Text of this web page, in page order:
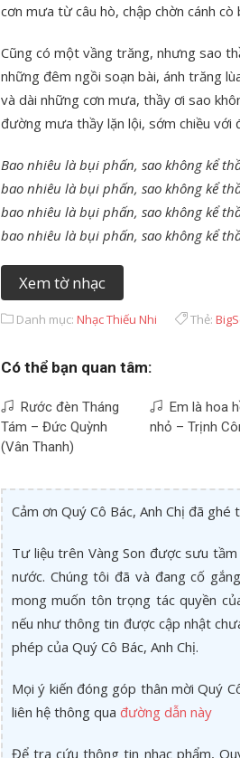
cơn mưa từ câu hò, chập chờn cánh cò
Cũng có một vầng trăng, nhưng sao
những đêm ngồi soạn bài, ánh trăng
và dài những cơn mưa, thầy ơi sao
đường mưa thầy lặn lội, sớm chiều với
Bao nhiêu là bụi phấn, sao không kể
bao nhiêu là bụi phấn, sao không kể
bao nhiêu là bụi phấn, sao không kể
bao nhiêu là bụi phấn, sao không kể
Xem tờ nhạc
Danh mục: Nhạc Thiếu Nhi Thẻ:
Có thể bạn quan tâm:
Rước đèn Tháng
Tám – Đức Quỳnh
(Vân Thanh)
Em là hoa
nhỏ – Trịnh
Cảm ơn Quý Cô Bác, Anh Chị đã ghé
Tư liệu trên Vàng Son được sưu
nước. Chúng tôi đã và đang cố
mong muốn tôn trọng tác quyền
nếu như thông tin được cập nhật
phép của Quý Cô Bác, Anh Chị.
Mọi ý kiến đóng góp thân mời Quý
liên hệ thông qua đường dẫn này
Để tra cứu thông tin nhạc phẩm,